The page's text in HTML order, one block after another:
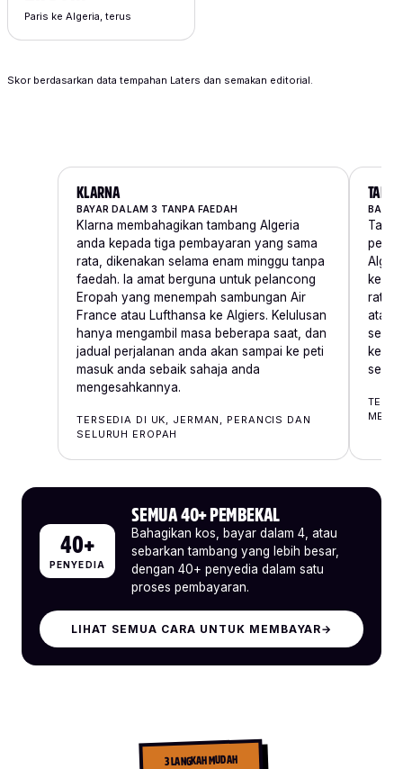
Paris ke Algeria, terus
Skor berdasarkan data tempahan Laters dan semakan editorial.
KLARNA
BAYAR DALAM 3 TANPA FAEDAH
Klarna membahagikan tambang Algeria
anda kepada tiga pembayaran yang sama
rata, dikenakan selama enam minggu tanpa
faedah. Ia amat berguna untuk pelancong
Eropah yang menempah sambungan Air
France atau Lufthansa ke Algiers. Kelulusan
hanya mengambil masa beberapa saat, dan
jadual perjalanan anda akan sampai ke peti
masuk anda sebaik sahaja anda
mengesahkannya.
TERSEDIA DI UK, JERMAN, PERANCIS DAN
SELURUH EROPAH
TABBY
rata
atau
MESIR
40+
PENYEDIA
SEMUA 40+ PEMBEKAL
Bahagikan kos, bayar dalam 4, atau
sebarkan tambang yang lebih besar,
dengan 40+ penyedia dalam satu
proses pembayaran.
LIHAT SEMUA CARA UNTUK MEMBAYAR→
3 LANGKAH MUDAH